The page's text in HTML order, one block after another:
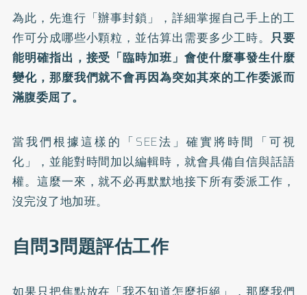
為此，先進行「辦事封鎖」，詳細掌握自己手上的工
作可分成哪些小顆粒，並估算出需要多少工時。 只要
能明確指出，接受「臨時加班」會使什麼事發生什麼
變化，那麼我們就不會再因為突如其來的工作委派而
滿腹委屈了。
當我們根據這樣的「SEE法」確實將時間「可視
化」，並能對時間加以編輯時，就會具備自信與話語
權。這麼一來，就不必再默默地接下所有委派工作，
沒完沒了地加班。
自問3問題評估工作